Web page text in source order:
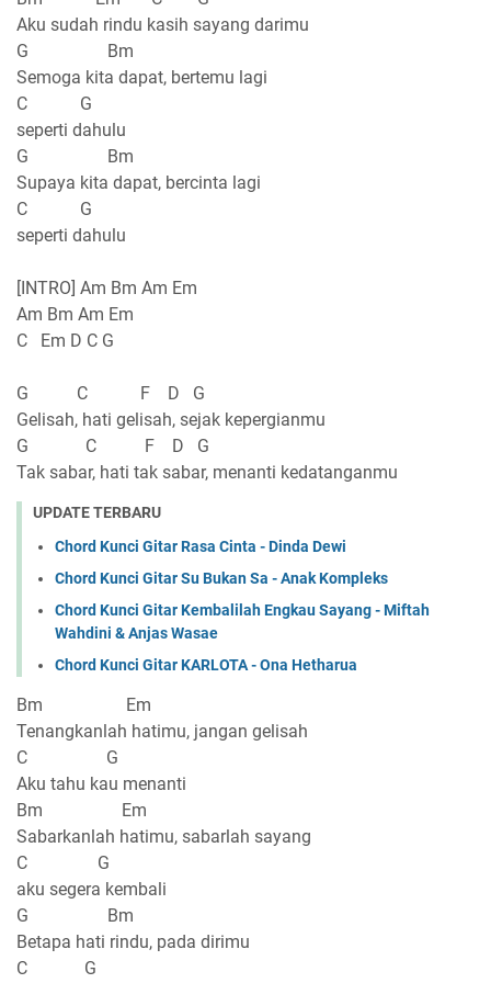
Aku sudah rindu kasih sayang darimu
G Bm
Semoga kita dapat, bertemu lagi
C G
seperti dahulu
G Bm
Supaya kita dapat, bercinta lagi
C G
seperti dahulu
[INTRO] Am Bm Am Em
Am Bm Am Em
C Em D C G
G C F D G
Gelisah, hati gelisah, sejak kepergianmu
G C F D G
Tak sabar, hati tak sabar, menanti kedatanganmu
UPDATE TERBARU
Chord Kunci Gitar Rasa Cinta - Dinda Dewi
Chord Kunci Gitar Su Bukan Sa - Anak Kompleks
Chord Kunci Gitar Kembalilah Engkau Sayang - Miftah
Wahdini & Anjas Wasae
Chord Kunci Gitar KARLOTA - Ona Hetharua
Bm Em
Tenangkanlah hatimu, jangan gelisah
C G
Aku tahu kau menanti
Bm Em
Sabarkanlah hatimu, sabarlah sayang
C G
aku segera kembali
G Bm
Betapa hati rindu, pada dirimu
C G